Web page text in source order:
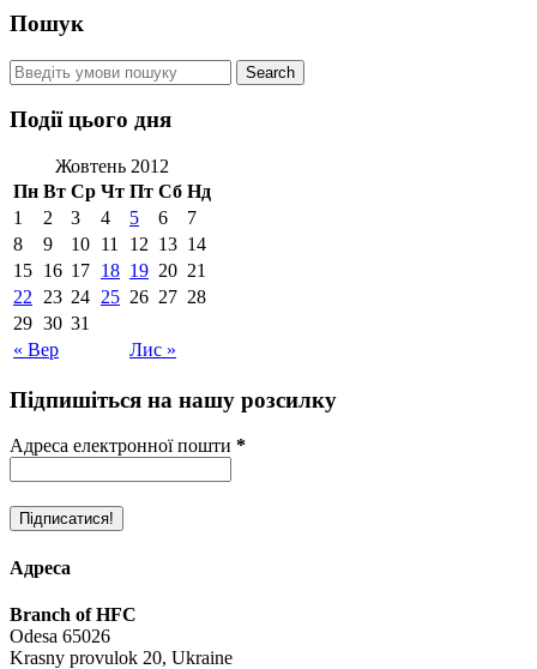
Пошук
Події цього дня
Жовтень 2012
Пн Вт Ср Чт Пт Сб Нд
« Вер Лис »
1 2 3 4 5 6
7
8
9 10 11 12 13 14
15 16 17 18 19 20 21
22
23 24 25 26 27 28
29 30 31
Підпишіться на нашу розсилку
Адреса електронної пошти *
Адреса
Branch of HFC
Odesa 65026
Krasny provulok 20, Ukraine